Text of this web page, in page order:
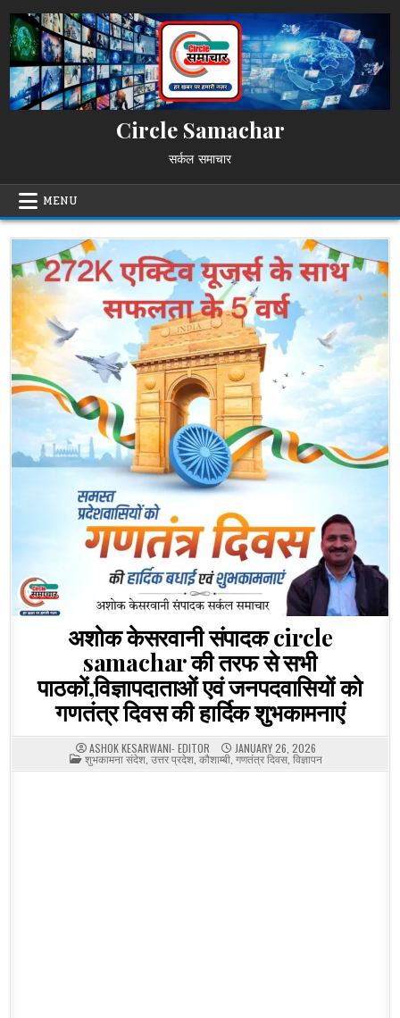
to
content
Circle Samachar
सर्कल समाचार
MENU
अशोक केसरवानी संपादक circle
samachar की तरफ से सभी
पाठकों,विज्ञापदाताओं एवं जनपदवासियों को
गणतंत्र दिवस की हार्दिक शुभकामनाएं
ASHOK KESARWANI- EDITOR JANUARY 26, 2026
POSTED
IN
शुभकामना संदेश, उत्तर प्रदेश, कौशाम्बी, गणतंत्र दिवस, विज्ञापन